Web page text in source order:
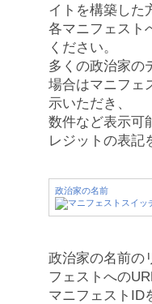
イトを構築した
各マニフェスト
ください。
多くの政治家の
場合はマニフェ
示いただき、
数件など表示可
レジットの表記
政治家の名前
政治家の名前の
フェストへの
マニフェストID